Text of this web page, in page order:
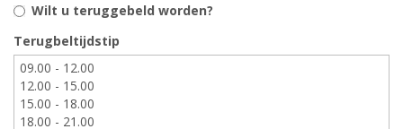
Wilt u teruggebeld worden?
Terugbeltijdstip